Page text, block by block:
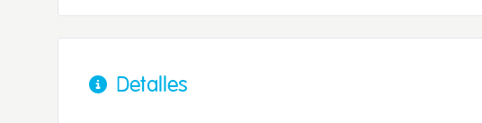
Detalles